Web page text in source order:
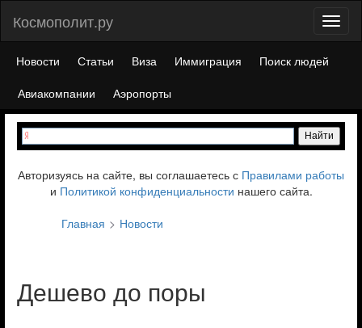
Космополит.ру
Новости Статьи Виза Иммиграция
Поиск людей
Авиакомпании
Аэропорты
Авторизуясь на сайте, вы соглашаетесь с Правилами работы
и Политикой конфиденциальности нашего сайта.
Главная
Новости
Дешево до поры